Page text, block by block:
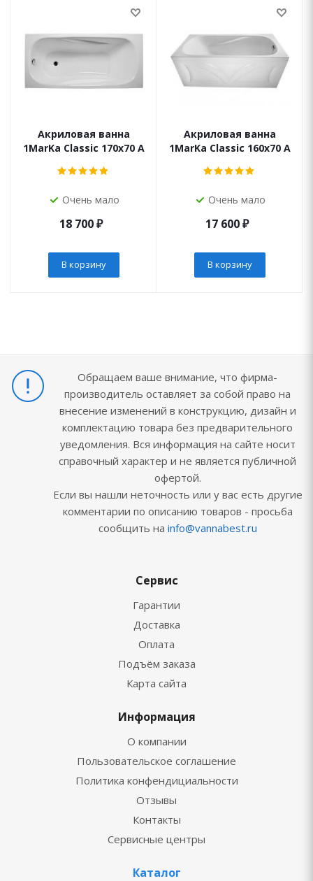
Акриловая ванна
1MarKa Classic 170х70 A
Очень мало
18 700₽
В корзину
Акриловая ванна
1MarKa Classic 160х70 A
Очень мало
17 600₽
В корзину
Обращаем ваше внимание, что фирма-
производитель оставляет за собой право на
внесение изменений в конструкцию, дизайн и
комплектацию товара без предварительного
уведомления. Вся информация на сайте носит
справочный характер и не является публичной
офертой.
Если вы нашли неточность или у вас есть другие
комментарии по описанию товаров - просьба
сообщить на info@vannabest.ru
Сервис
Гарантии
Доставка
Оплата
Подъём заказа
Карта сайта
Информация
О компании
Пользовательское соглашение
Политика конфендициальности
Отзывы
Контакты
Сервисные центры
Каталог